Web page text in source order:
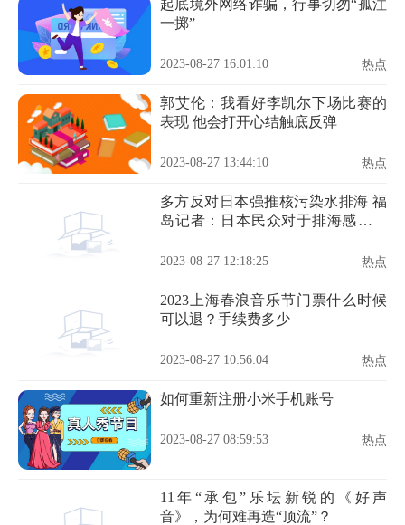
起底境外网络诈骗，行事切勿“孤注
一掷”
2023-08-27 16:01:10 热点
郭艾伦：我看好李凯尔下场比赛的
表现 他会打开心结触底反弹
2023-08-27 13:44:10 热点
多方反对日本强推核污染水排海 福
岛记者：日本民众对于排海感到愤
2023-08-27 12:18:25 热点
2023上海春浪音乐节门票什么时候
可以退？手续费多少
2023-08-27 10:56:04 热点
如何重新注册小米手机账号
2023-08-27 08:59:53 热点
11年“承包”乐坛新锐的《好声
音》，为何难再造“顶流”？